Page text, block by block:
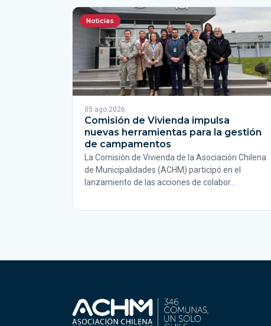
Noticias
05 ago 2026
Comisión de Vivienda impulsa
nuevas herramientas para la gestión
de campamentos
La Comisión de Vivienda de la Asociación Chilena
de Municipalidades (ACHM) participó en el
lanzamiento de las acciones de colabor…